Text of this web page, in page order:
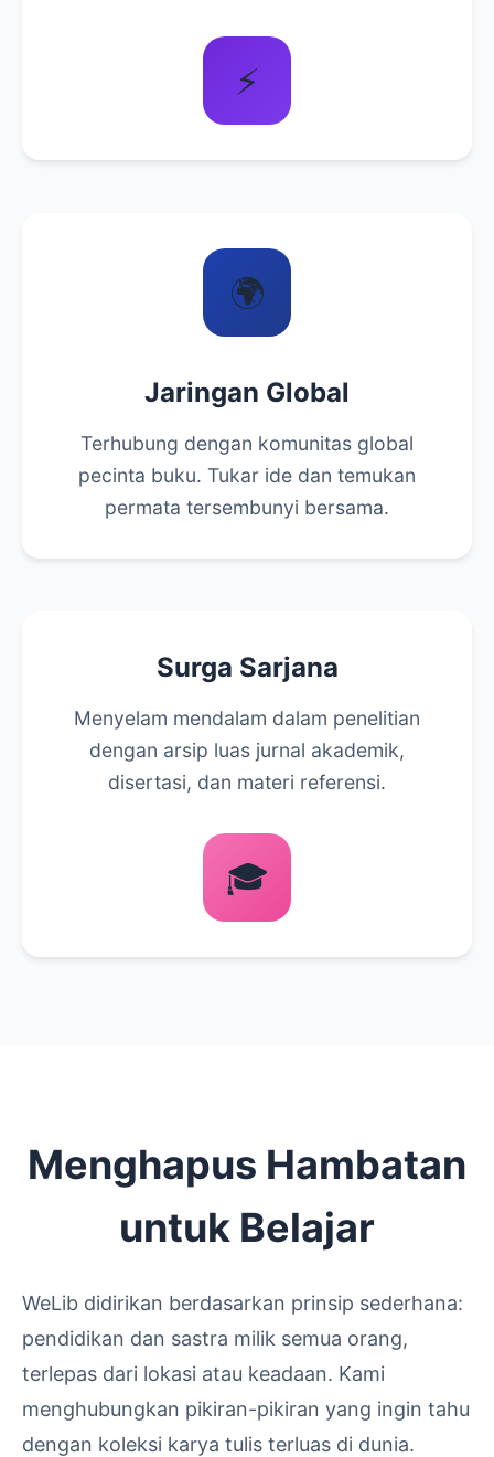
⚡
🌍
Jaringan Global
Terhubung dengan komunitas global
pecinta buku. Tukar ide dan temukan
permata tersembunyi bersama.
Surga Sarjana
Menyelam mendalam dalam penelitian
dengan arsip luas jurnal akademik,
disertasi, dan materi referensi.
🎓
Menghapus Hambatan
untuk Belajar
WeLib didirikan berdasarkan prinsip sederhana:
pendidikan dan sastra milik semua orang,
terlepas dari lokasi atau keadaan. Kami
menghubungkan pikiran-pikiran yang ingin tahu
dengan koleksi karya tulis terluas di dunia.